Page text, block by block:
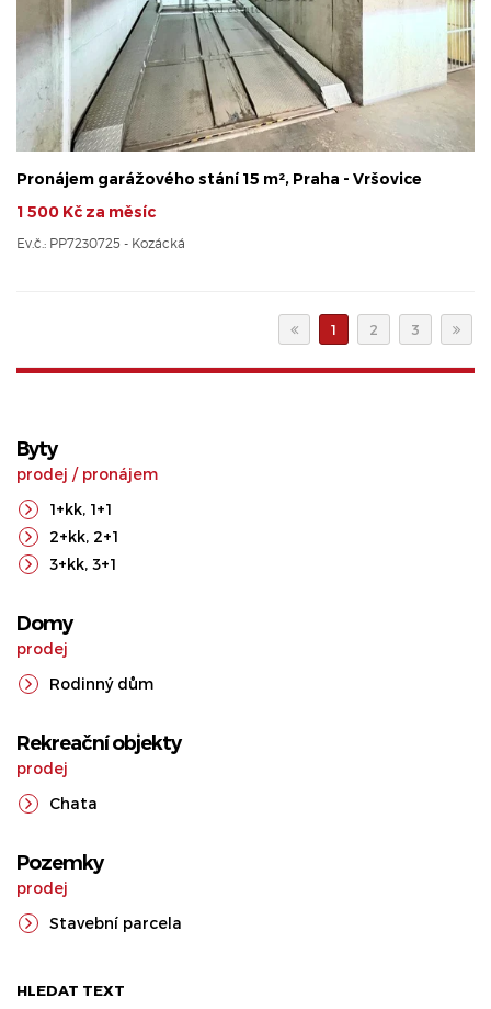
Pronájem garážového stání 15 m², Praha - Vršovice
1 500 Kč za měsíc
Ev.č.: PP7230725 - Kozácká
1 2 3
Byty
prodej / pronájem
1+kk, 1+1
2+kk, 2+1
3+kk, 3+1
Domy
prodej
Rodinný dům
Rekreační objekty
prodej
Chata
Pozemky
prodej
Stavební parcela
HLEDAT TEXT